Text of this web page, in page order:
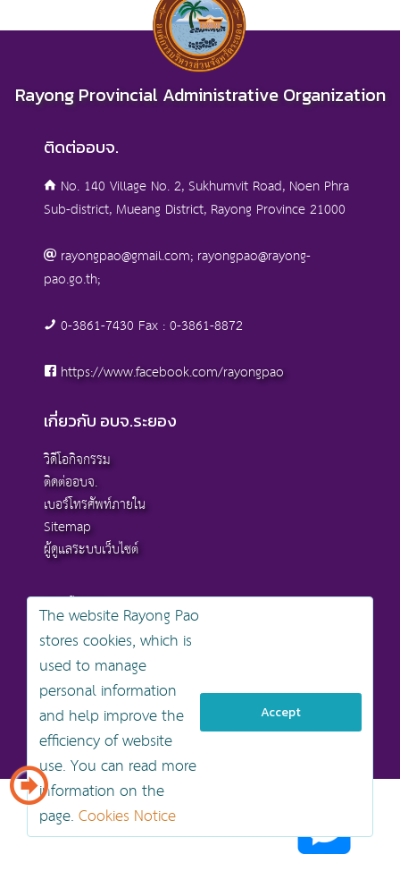
Rayong Provincial Administrative Organization
ติดต่ออบจ.
No. 140 Village No. 2, Sukhumvit Road, Noen Phra
Sub-district, Mueang District, Rayong Province 21000
rayongpao@gmail.com; rayongpao@rayong-
pao.go.th;
0-3861-7430 Fax : 0-3861-8872
https://www.facebook.com/rayongpao
เกี่ยวกับ อบจ.ระยอง
วิดีโอกิจกรรม
ติดต่ออบจ.
เบอร์โทรศัพท์ภายใน
Sitemap
ผู้ดูแลระบบเว็บไซต์
อบจ.ระยอง
สงวนลิขสิทธิ์ © 2568 , องค์การบริหารส่วนจังหวัดระยอง
นโยบายการคุ้มครองข้อมูลส่วนบุคคล
นโยบายการรักษาความมั่นคงปลอดภัยเว็บไซต์
นโยบายเว็บไซต์ขององค์การบริหารส่วนจังหวัดระยอง
ออกแบบเว็บไซต์โดย khontamweb
The website Rayong Pao
stores cookies, which is
used to manage
personal information
and help improve the
efficiency of website
use. You can read more
information on the
page.Cookies Notice
Accept